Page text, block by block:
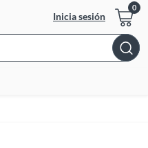
Inicia sesión
Bar